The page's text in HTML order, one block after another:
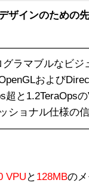
ザインのための
ラマブルなビジ
および
と1.2TeraOps
ショナル仕様の
VPU と 128MBの